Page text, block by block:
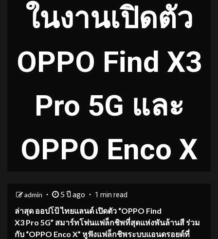
ในงานเปิดตัว
OPPO Find X3
Pro 5G และ
OPPO Enco X
admin 5 ปี ago 1 min read
ล่าสุด ออปโป้ ไทยแลนด์ เปิดตัว “OPPO Find
X3 Pro 5G” สมาร์ทโฟนแฟล็กชิพที่สุดแห่งพันล้านสี ร่วม
กับ “OPPO Enco X” หูฟังแฟล็กชิพระบบแอนดรอยด์ที่